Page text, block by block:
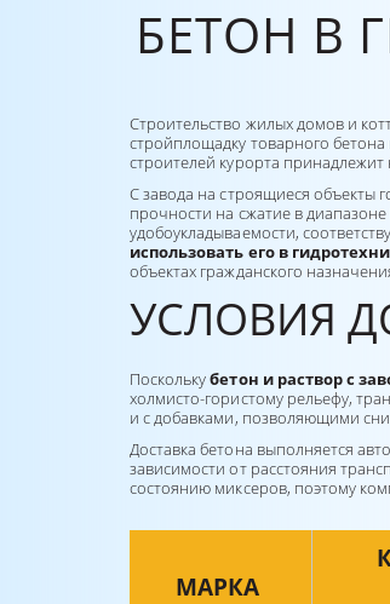
БЕТОН В
Строительство жилых домов и
стройплощадку товарного
строителей курорта
С завода на строящиеся объекты
прочности на сжатие в
удобоукладываемости,
использовать его в
объектах гражданского
УСЛОВИЯ
Посколькубетон и раствор с
холмисто-гористому рельефу,
и с добавками, позволяющими
Доставка бетона выполняется
зависимости от расстояния
состоянию миксеров, поэтому
МАРКА